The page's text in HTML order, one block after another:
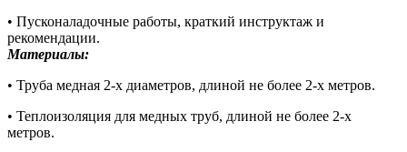
• Пусконаладочные работы, краткий инструктаж и
рекомендации.
Материалы:
• Труба медная 2-х диаметров, длиной не более 2-х метров.
• Теплоизоляция для медных труб, длиной не более 2-х
метров.